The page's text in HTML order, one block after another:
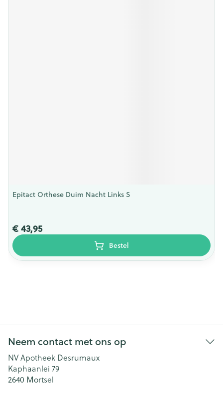
Epitact Orthese Duim Nacht Links S
€ 43,95
Bestel
Neem contact met ons op
NV Apotheek Desrumaux
Kaphaanlei 79
2640 Mortsel